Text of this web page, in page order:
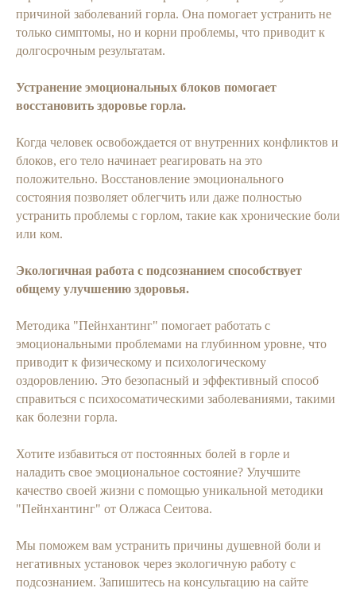
причиной заболеваний горла. Она помогает устранить не
только симптомы, но и корни проблемы, что приводит к
долгосрочным результатам.
Устранение эмоциональных блоков помогает
восстановить здоровье горла.
Когда человек освобождается от внутренних конфликтов и
блоков, его тело начинает реагировать на это
положительно. Восстановление эмоционального
состояния позволяет облегчить или даже полностью
устранить проблемы с горлом, такие как хронические боли
или ком.
Экологичная работа с подсознанием способствует
общему улучшению здоровья.
Методика "Пейнхантинг" помогает работать с
эмоциональными проблемами на глубинном уровне, что
приводит к физическому и психологическому
оздоровлению. Это безопасный и эффективный способ
справиться с психосоматическими заболеваниями, такими
как болезни горла.
Хотите избавиться от постоянных болей в горле и
наладить свое эмоциональное состояние? Улучшите
качество своей жизни с помощью уникальной методики
"Пейнхантинг" от Олжаса Сеитова.
Мы поможем вам устранить причины душевной боли и
негативных установок через экологичную работу с
подсознанием. Запишитесь на консультацию на сайте